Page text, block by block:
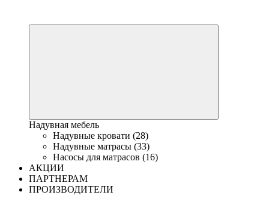
Надувная мебель
Надувные кровати (28)
Надувные матрасы (33)
Насосы для матрасов (16)
АКЦИИ
ПАРТНЕРАМ
ПРОИЗВОДИТЕЛИ